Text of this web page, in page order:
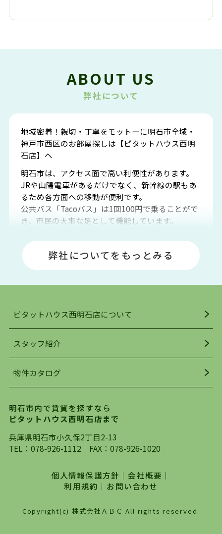
ABOUT US
弊社について
地域密着！親切・丁寧をモットーに明石市全域・
神戸市西区のお部屋探しは【ピタットハウス西明
石店】へ
明石市は、アクセス面で高い利便性があります。
JRや山陽電車があるだけでなく、新幹線の駅もあ
るため各方面への移動が便利です。
公共バス「Tacoバス」は1回100円で乗ることがで
き、市民の大事な足として機能しています。
場や釣りスポットが多くあります。JR「大久保
駅」周辺には、ビブレ・イオンをはじめとした買
い物施設も多くあり、買い物にも困りません。
明石駅・西明石駅を中心に、明石市・神戸市西区
でお部屋探している方は、ぜひ当ＨＰにて物件を
お探しになってください。弊社は、スタッフの平
を行っており地域最大級の情報取扱量を誇ってお
ります。店頭で限られた物件をご紹介する、従来
自身でインターネットを利用し、理想のお部屋を
探していただき、選択していただいた物件情報に
対して、専門知識を持ったスタッフがサポートさ
せていただくスタイルを心がけております。私た
は、一度だけでは終わらない、お客様との末長い
お付き合いです。初めての一人暮らしから、就
職・ご結婚・売買物件の購入、などなど一生涯に
わたる、良きアドバイザーとして、地域に密着し
た営業スタイルで様々なお役立ちができればと強
弊社についてをもっとみる
ピタットハウス西明石店について
スタッフ紹介
物件カタログ
明石市内で賃貸を探すなら
ピタットハウス西明石店まで
兵庫県明石市小久保2丁目2-13
TEL： 078-926-1112 FAX：078-926-1020
個人情報保護方針 ｜会社概要 ｜
利用規約 ｜ お問い合わせ
Copyright(c) 株式会社ＡＢＣ All rights reserved.